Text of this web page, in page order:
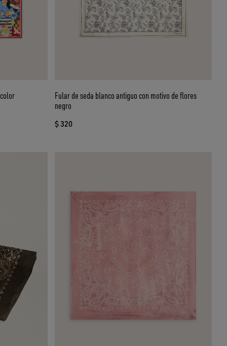
Fular de seda blanco antiguo con motivo de flores
negro
$ 320